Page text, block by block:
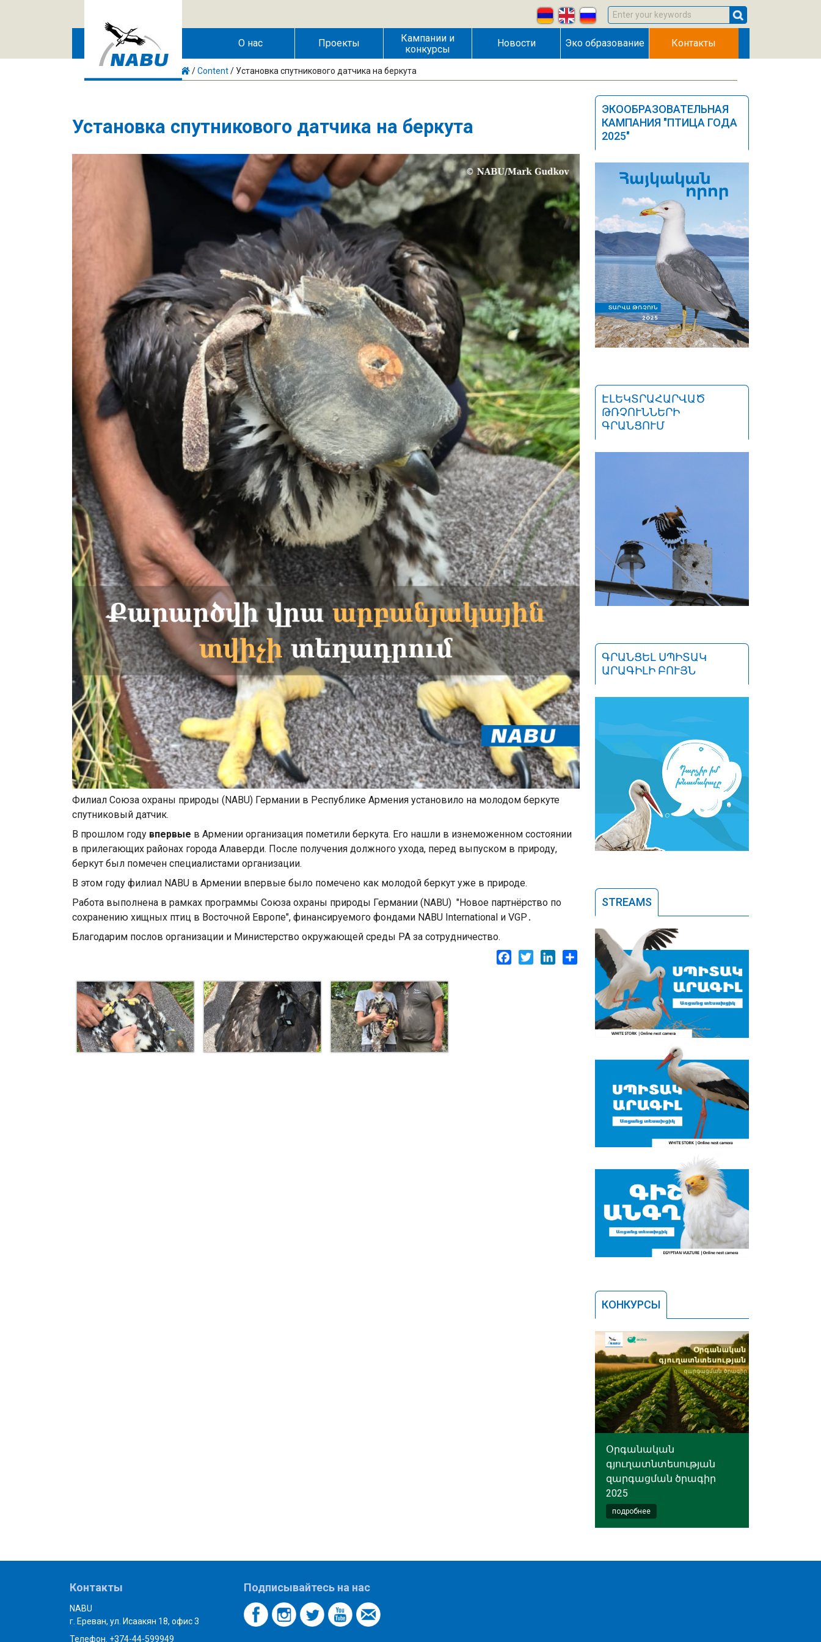
Enter your keywords
О нас Проекты
Кампании и
конкурсы
Новости Эко образование Контакты
/Content/ Установка спутникового датчика на беркута
Установка спутникового датчика на беркута
Филиал Союза охраны природы (NABU) Германии в Республике Армения установило на молодом беркуте
спутниковый датчик.
В прошлом году впервые в Армении организация пометили беркута. Его нашли в изнеможенном состоянии
в прилегающих районах города Алаверди. После получения должного ухода, перед выпуском в природу,
беркут был помечен специалистами организации.
В этом году филиал NABU в Армении впервые было помечено как молодой беркут уже в природе.
Работа выполнена в рамках программы Союза охраны природы Германии (NABU) "Новое партнёрство по
сохранению хищных птиц в Восточной Европе", финансируемого фондами NABU International и VGP․
Благодарим послов организации и Министерство окружающей среды РА за сотрудничество.
Facebook
Twitter LinkedInShare
ЭКООБРАЗОВАТЕЛЬНАЯ
КАМПАНИЯ "ПТИЦА ГОДА
2025"
ԷԼԵԿՏՐԱՀԱՐՎԱԾ
ԹՌՉՈՒՆՆԵՐԻ
ԳՐԱՆՑՈՒՄ
ԳՐԱՆՑԵԼ ՍՊԻՏԱԿ
ԱՐԱԳԻԼԻ ԲՈՒՅՆ
STREAMS
КОНКУРСЫ
Օրգանական
գյուղատնտեսության
զարգացման ծրագիր
2025
подробнее
Контакты
NABU
г. Ереван, ул. Исаакян 18, офис 3
Телефон. +374-44-599949
Подписывайтесь на нас